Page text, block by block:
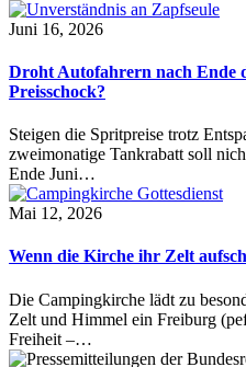
Juni 16, 2026
Droht Autofahrern nach Ende
Preisschock?
Steigen die Spritpreise trotz
zweimonatige Tankrabatt soll
Ende Juni…
Mai 12, 2026
Wenn die Kirche ihr Zelt
Die Campingkirche lädt zu
Zelt und Himmel ein Freiburg
Freiheit –…